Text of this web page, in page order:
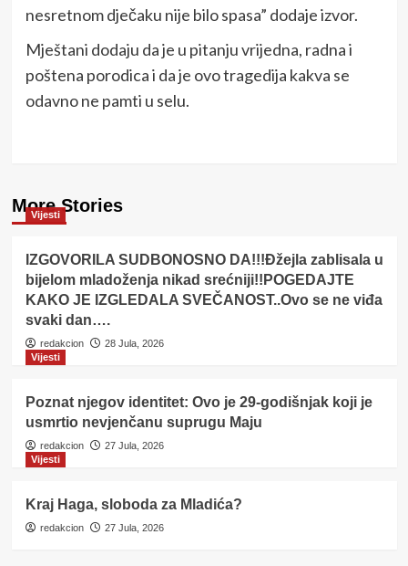
nesretnom dječaku nije bilo spasa” dodaje izvor.
Mještani dodaju da je u pitanju vrijedna, radna i
poštena porodica i da je ovo tragedija kakva se
odavno ne pamti u selu.
More Stories
Vijesti
IZGOVORILA SUDBONOSNO DA!!!Đžejla zablisala u
bijelom mladoženja nikad srećniji!!POGEDAJTE
KAKO JE IZGLEDALA SVEČANOST..Ovo se ne viđa
svaki dan….
redakcion
28 Jula, 2026
Vijesti
Poznat njegov identitet: Ovo je 29-godišnjak koji je
usmrtio nevjenčanu suprugu Maju
redakcion
27 Jula, 2026
Vijesti
Kraj Haga, sloboda za Mladića?
redakcion 27 Jula, 2026